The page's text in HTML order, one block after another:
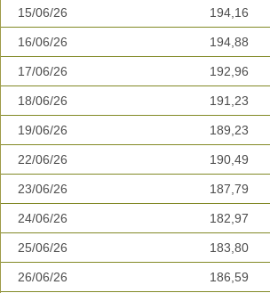
15/06/26 194,16
16/06/26 194,88
17/06/26 192,96
18/06/26 191,23
19/06/26 189,23
22/06/26 190,49
23/06/26 187,79
24/06/26 182,97
25/06/26 183,80
26/06/26 186,59